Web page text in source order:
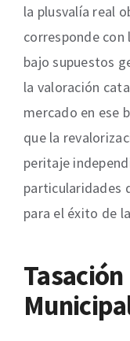
la plusvalía real
corresponde
bajo supuestos
la valoración
mercado en ese
que la
peritaje
particularidades
para el éxito de